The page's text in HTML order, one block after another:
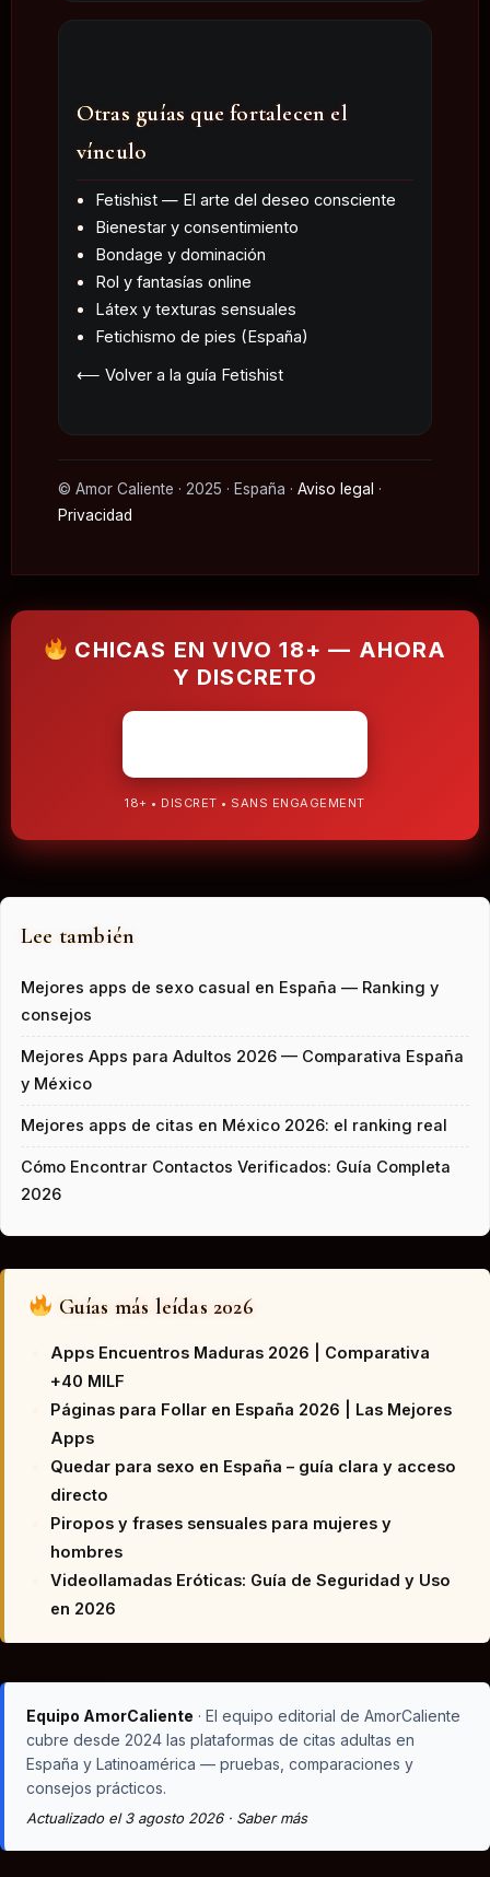
Otras guías que fortalecen el
vínculo
Fetishist — El arte del deseo consciente
Bienestar y consentimiento
Bondage y dominación
Rol y fantasías online
Látex y texturas sensuales
Fetichismo de pies (España)
⟵ Volver a la guía Fetishist
©️ Amor Caliente · 2025 · España · Aviso legal ·
Privacidad
CHICAS EN VIVO 18+ — AHORA
Y DISCRETO
18+ • DISCRET • SANS ENGAGEMENT
Lee también
Mejores apps de sexo casual en España — Ranking y
consejos
Mejores Apps para Adultos 2026 — Comparativa España
y México
Mejores apps de citas en México 2026: el ranking real
Cómo Encontrar Contactos Verificados: Guía Completa
2026
Guías más leídas 2026
Apps Encuentros Maduras 2026 | Comparativa
+40 MILF
Páginas para Follar en España 2026 | Las Mejores
Apps
Quedar para sexo en España – guía clara y acceso
directo
Piropos y frases sensuales para mujeres y
hombres
Videollamadas Eróticas: Guía de Seguridad y Uso
en 2026
Equipo AmorCaliente · El equipo editorial de AmorCaliente
cubre desde 2024 las plataformas de citas adultas en
España y Latinoamérica — pruebas, comparaciones y
consejos prácticos.
Actualizado el 3 agosto 2026 · Saber más